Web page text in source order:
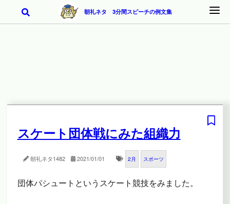
朝礼ネタ 3分間スピーチの例文集
スケート団体戦にみた組織力
朝礼ネタ1482 2021/01/01 2月 スポーツ
団体パシュートというスケート競技をみました。